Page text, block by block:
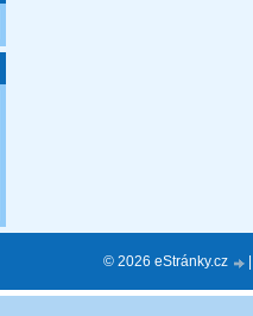
© 2026 eStránky.cz